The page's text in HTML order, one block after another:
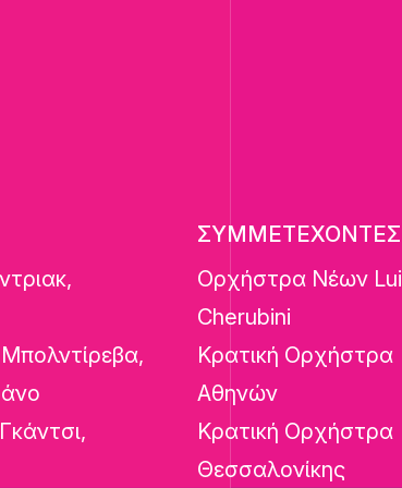
ΣΥΜΜΕΤΕΧΟΝΤΕΣ
Ορχήστρα Νέων
Cherubini
Κρατική Ορχήστρα
Αθηνών
Κρατική Ορχήστρα
Θεσσαλονίκης